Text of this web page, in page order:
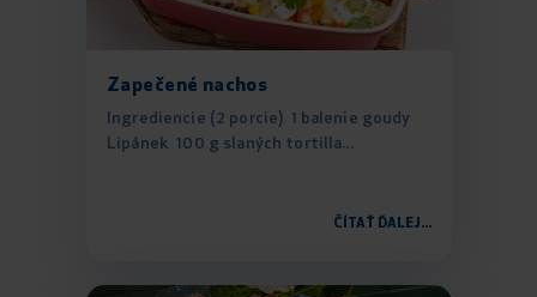
Zapečené nachos
Ingrediencie (2 porcie) 1 balenie goudy
Lipánek 100 g slaných tortilla...
ČÍTAŤ ĎALEJ...